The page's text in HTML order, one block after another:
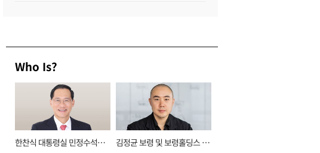
Who Is?
한찬식 대통령실 민정수석비
김정균 보령 및 보령홀딩스 대